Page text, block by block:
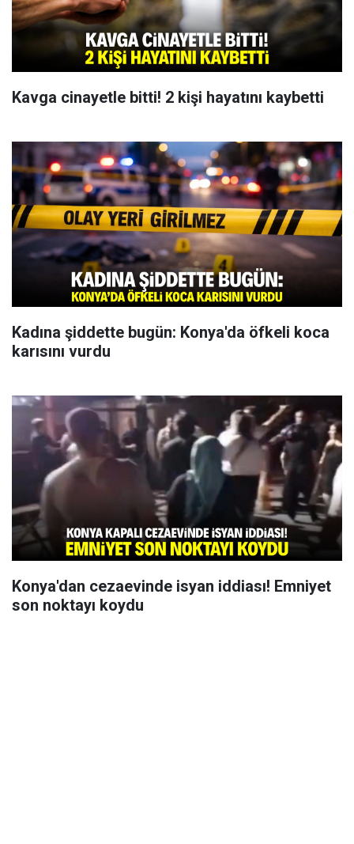
Kavga cinayetle bitti! 2 kişi hayatını kaybetti
Kadına şiddette bugün: Konya'da öfkeli koca
karısını vurdu
Konya'dan cezaevinde isyan iddiası! Emniyet
son noktayı koydu